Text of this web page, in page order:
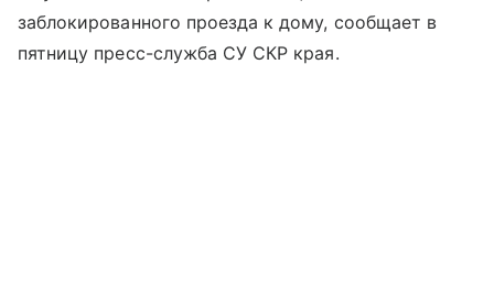
заблокированного проезда к дому, сообщает в
пятницу пресс-служба СУ СКР края.